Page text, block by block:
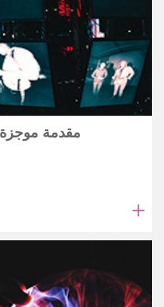
مقدمة
+